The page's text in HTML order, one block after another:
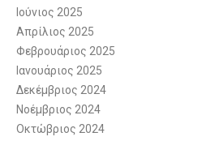
Ιούνιος 2025
Απρίλιος 2025
Φεβρουάριος 2025
Ιανουάριος 2025
Δεκέμβριος 2024
Νοέμβριος 2024
Οκτώβριος 2024